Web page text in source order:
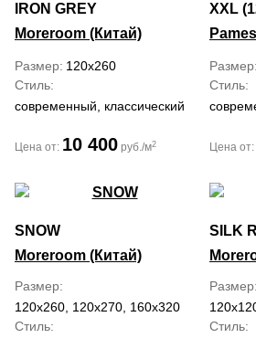
IRON GREY
Moreroom (Китай)
Размер 120x260
Стиль
современный, классический
Цена от: 10 400 руб./м2
XXL
Размер
Стиль
Цена от:
SNOW
Moreroom (Китай)
Размер
120x260, 120x270, 160x320
Стиль
SILK
Размер
Стиль